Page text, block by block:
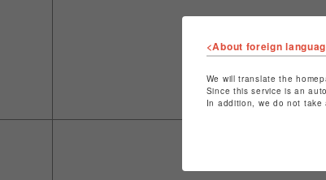
<About foreign
We will translate the
Since this service is an
In addition, we do not take